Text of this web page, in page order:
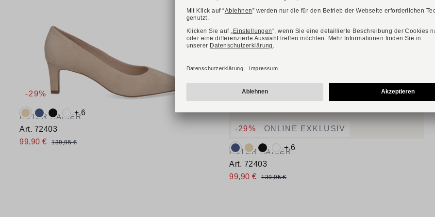
-29%
PETER KAISER
Art. 72403
99,90 €
139,95 €
Verfügbare Farbvarianten:
+ 6
-29% ONLINE EXKLUSIV
PETER KAISER
Art. 72403
99,90 €
139,95 €
Verfügbare Farbvarianten:
+ 6